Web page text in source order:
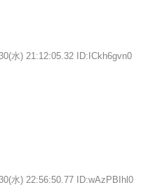
水) 21:12:05.32 ID:ICkh6gvn0
水) 22:56:50.77 ID:wAzPBIhl0